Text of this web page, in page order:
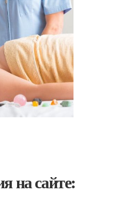
на сайте: